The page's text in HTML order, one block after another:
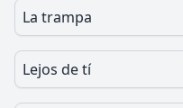
La trampa
Lejos de tí